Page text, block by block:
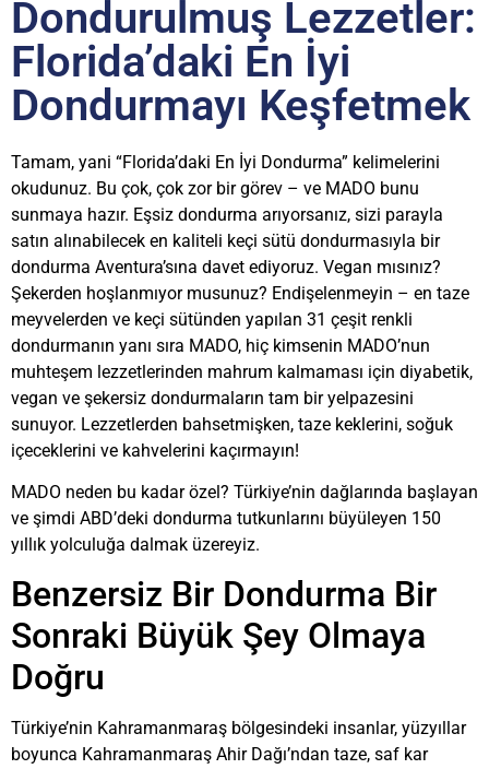
Dondurulmuş Lezzetler:
Florida’daki En İyi
Dondurmayı Keşfetmek
Tamam, yani “Florida’daki En İyi Dondurma” kelimelerini
okudunuz. Bu çok, çok zor bir görev – ve MADO bunu
sunmaya hazır. Eşsiz dondurma arıyorsanız, sizi parayla
satın alınabilecek en kaliteli keçi sütü dondurmasıyla bir
dondurma Aventura’sına davet ediyoruz. Vegan mısınız?
Şekerden hoşlanmıyor musunuz? Endişelenmeyin – en taze
meyvelerden ve keçi sütünden yapılan 31 çeşit renkli
dondurmanın yanı sıra MADO, hiç kimsenin MADO’nun
muhteşem lezzetlerinden mahrum kalmaması için diyabetik,
vegan ve şekersiz dondurmaların tam bir yelpazesini
sunuyor. Lezzetlerden bahsetmişken, taze keklerini, soğuk
içeceklerini ve kahvelerini kaçırmayın!
MADO neden bu kadar özel? Türkiye’nin dağlarında başlayan
ve şimdi ABD’deki dondurma tutkunlarını büyüleyen 150
yıllık yolculuğa dalmak üzereyiz.
Benzersiz Bir Dondurma Bir
Sonraki Büyük Şey Olmaya
Doğru
Türkiye’nin Kahramanmaraş bölgesindeki insanlar, yüzyıllar
boyunca Kahramanmaraş Ahir Dağı’ndan taze, saf kar